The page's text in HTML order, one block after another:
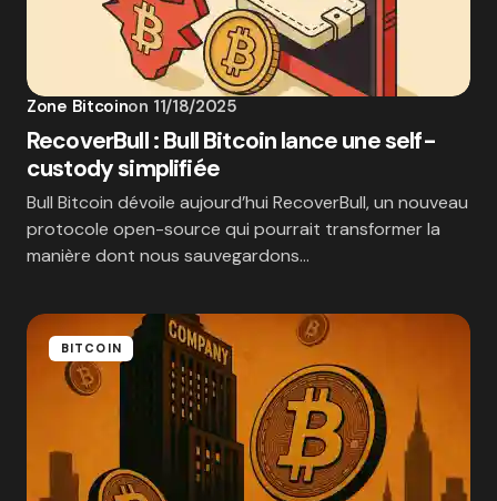
Zone Bitcoinon 11/18/2025
RecoverBull : Bull Bitcoin lance une self-
custody simplifiée
Bull Bitcoin dévoile aujourd’hui RecoverBull, un nouveau
protocole open-source qui pourrait transformer la
manière dont nous sauvegardons…
BITCOIN